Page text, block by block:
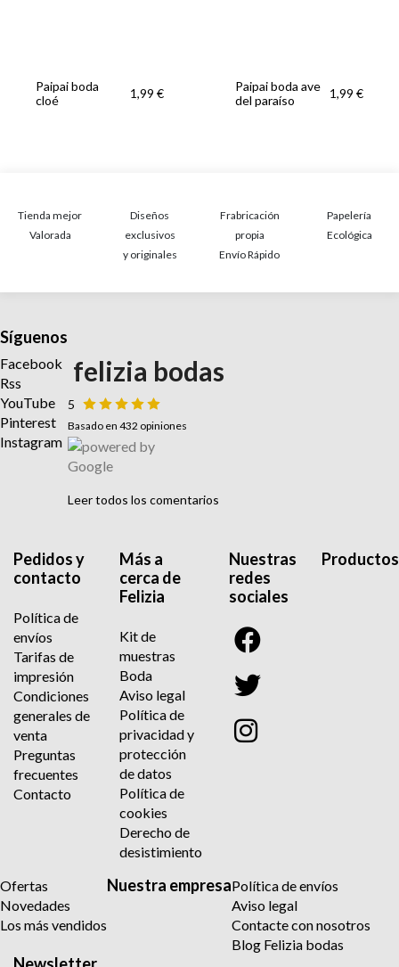
Paipai boda
cloé
1,99 €
Paipai boda ave
del paraíso
1,99 €
Tienda mejor
Valorada
Diseños
exclusivos
y originales
Frabricación
propia
Envío Rápido
Papelería
Ecológica
Síguenos
Facebook
Rss
YouTube
Pinterest
Instagram
felizia bodas
5
Basado en 432 opiniones
Leer todos los comentarios
Pedidos y
contacto
Política de
envíos
Tarifas de
impresión
Condiciones
generales de
venta
Preguntas
frecuentes
Contacto
Más a
cerca de
Felizia
Kit de
muestras
Boda
Aviso legal
Política de
privacidad y
protección
de datos
Política de
cookies
Derecho de
desistimiento
Nuestras
redes
sociales
Productos
Ofertas
Novedades
Los más vendidos
Nuestra empresaPolítica de envíos
Aviso legal
Contacte con nosotros
Blog Felizia bodas